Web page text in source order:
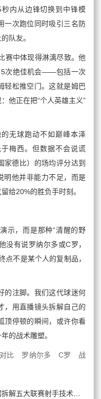
内从边锋切换到中锋模
一次跑位同时吸引三名防
队友。
赛中体现得淋漓尽致。他
5次绝佳机会——包括一次
轻松推空门。这就是姆巴
他正在把“个人英雄主义”
无球跑动不如巅峰本泽
梅西。但数据不会说谎
德比）的场均评分达到
明他并非能力不足，而是
给20%的胜负手时刻。
示，而是那种“清醒的野
没有说罗纳尔多或C罗，
点不是某个人的复制品，
的注脚。我们这代球迷何
，用直播镜头拆解自己的
顶停顿的瞬间，或许你看
的战术雕塑。
比 罗纳尔多 C罗
战
五大联赛射手技术进化